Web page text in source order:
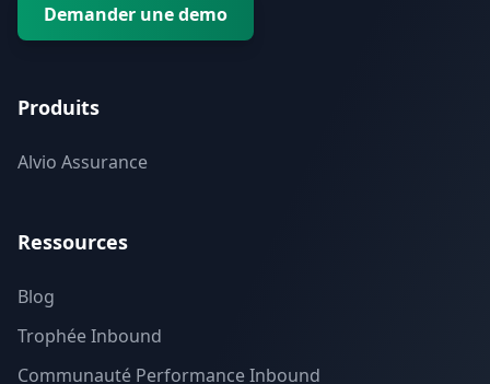
Demander une demo
Produits
Alvio Assurance
Ressources
Blog
Trophée Inbound
Communauté Performance Inbound